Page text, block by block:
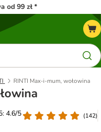
od 99 zł *
RINTI Max-i-mum, wołowina
4.6/5
(142)